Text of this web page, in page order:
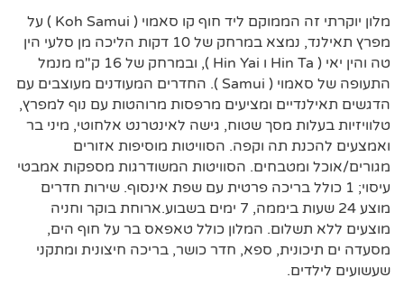
מלון יוקרתי זה הממוקם ליד חוף קו סאמוי ( Koh Samui ) על
מפרץ תאילנד, נמצא במרחק של 10 דקות הליכה מן סלעי הין
טה והין יאי ( Hin Ta ו Hin Yai ), ובמרחק של 16 ק"מ מנמל
התעופה של סאמוי ( Samui ). החדרים המעודנים מעוצבים עם
הדגשים תאילנדיים ומציעים מרפסות מרוהטות עם נוף למפרץ,
טלוויזיות בעלות מסך שטוח, גישה לאינטרנט אלחוטי, מיני בר
ואמצעים להכנת תה וקפה. הסוויטות מוסיפות אזורים
מגורים/אוכל ומטבחים. הסוויטות המשודרגות מספקות אמבטי
עיסוי; 1 כולל בריכה פרטית עם שפת אינסוף. שירות חדרים
מוצע 24 שעות ביממה, 7 ימים בשבוע.ארוחת בוקר וחניה
מוצעים ללא תשלום. המלון כולל טאפאס בר על חוף הים,
מסעדה ים תיכונית, ספא, חדר כושר, בריכה חיצונית ומתקני
שעשועים לילדים.